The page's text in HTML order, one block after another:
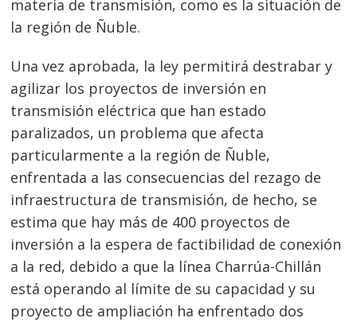
materia de transmisión, como es la situación de
la región de Ñuble.
Una vez aprobada, la ley permitirá destrabar y
agilizar los proyectos de inversión en
transmisión eléctrica que han estado
paralizados, un problema que afecta
particularmente a la región de Ñuble,
enfrentada a las consecuencias del rezago de
infraestructura de transmisión, de hecho, se
estima que hay más de 400 proyectos de
inversión a la espera de factibilidad de conexión
a la red, debido a que la línea Charrúa-Chillán
está operando al límite de su capacidad y su
proyecto de ampliación ha enfrentado dos